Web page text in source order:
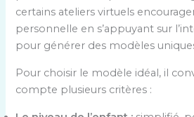
certains ateliers virtuels
personnelle en s’appuyant sur
pour générer des modèles
Pour choisir le modèle idéal, il
compte plusieurs critères :